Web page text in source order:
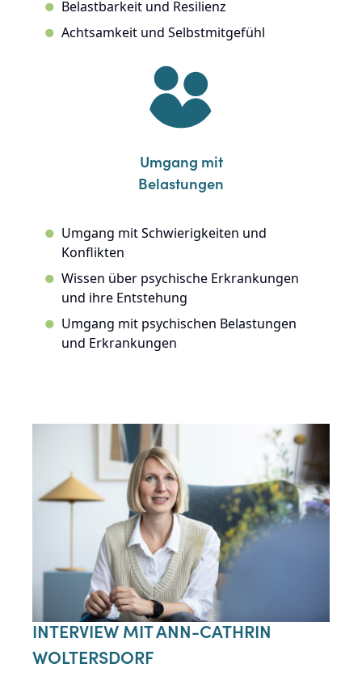
Belastbarkeit und Resilienz
Achtsamkeit und Selbstmitgefühl
Umgang mit
Belastungen
Umgang mit Schwierigkeiten und
Konflikten
Wissen über psychische Erkrankungen
und ihre Entstehung
Umgang mit psychischen Belastungen
und Erkrankungen
INTERVIEW MIT ANN-CATHRIN
WOLTERSDORF